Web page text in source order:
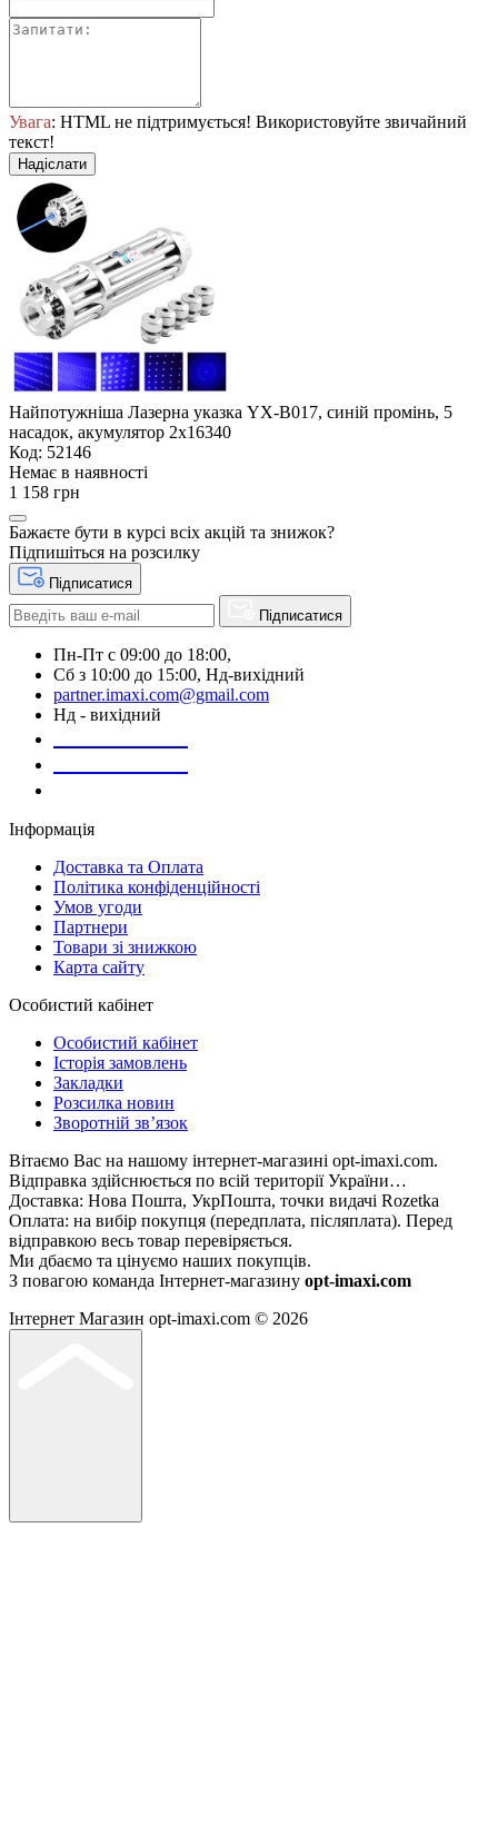
Увага: HTML не підтримується! Використовуйте звичайний
текст!
Надіслати
Найпотужніша Лазерна указка YX-B017, синій промінь, 5
насадок, акумулятор 2х16340
Код: 52146
Немає в наявності
1 158 грн
Бажаєте бути в курсі всіх акцій та знижок?
Підпишіться на розсилку
Підписатися
Підписатися
Пн-Пт с 09:00 до 18:00,
Сб з 10:00 до 15:00, Нд-вихідний
partner.imaxi.com@gmail.com
Нд - вихідний
Інформація
Доставка та Оплата
Політика конфіденційності
Умов угоди
Партнери
Товари зі знижкою
Карта сайту
Особистий кабінет
Особистий кабінет
Історія замовлень
Закладки
Розсилка новин
Зворотній зв’язок
Вітаємо Вас на нашому інтернет-магазині opt-imaxi.com.
Відправка здійснюється по всій території України…
Доставка: Нова Пошта, УкрПошта, точки видачі Rozetka
Оплата: на вибір покупця (передплата, післяплата). Перед
відправкою весь товар перевіряється.
Ми дбаємо та цінуємо наших покупців.
З повагою команда Інтернет-магазину opt-imaxi.com
Інтернет Магазин opt-imaxi.com © 2026